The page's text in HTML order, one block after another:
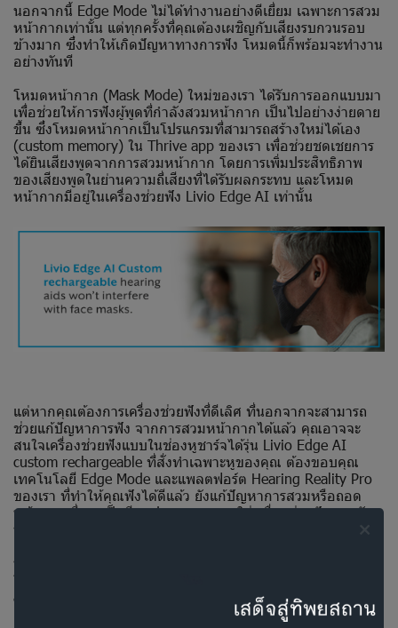
นอกจากนี้ Edge Mode ไม่ได้ทำงานอย่างดีเยี่ยม เฉพาะการสวม
หน้ากากเท่านั้น แต่ทุกครั้งที่คุณต้องเผชิญกับเสียงรบกวนรอบ
ข้างมาก ซึ่งทำให้เกิดปัญหาทางการฟัง โหมดนี้ก็พร้อมจะทำงาน
อย่างทันที
โหมดหน้ากาก (Mask Mode) ใหม่ของเรา ได้รับการออกแบบมา
เพื่อช่วยให้การฟังผู้พูดที่กำลังสวมหน้ากาก เป็นไปอย่างง่ายดาย
ขึ้น ซึ่งโหมดหน้ากากเป็นโปรแกรมที่สามารถสร้างใหม่ได้เอง
(custom memory) ใน Thrive app ของเรา เพื่อช่วยชดเชยการ
ได้ยินเสียงพูดจากการสวมหน้ากาก โดยการเพิ่มประสิทธิภาพ
ของเสียงพูดในย่านความถี่เสียงที่ได้รับผลกระทบ และโหมด
หน้ากากมีอยู่ในเครื่องช่วยฟัง Livio Edge AI เท่านั้น
แต่หากคุณต้องการเครื่องช่วยฟังที่ดีเลิศ ที่นอกจากจะสามารถ
ช่วยแก้ปัญหาการฟัง จากการสวมหน้ากากได้แล้ว คุณอาจจะ
สนใจเครื่องช่วยฟังแบบในช่องหูชาร์จได้รุ่น Livio Edge AI
custom rechargeable ที่สั่งทำเฉพาะหูของคุณ ต้องขอบคุณ
เทคโนโลยี Edge Mode และแพลตฟอร์ต Hearing Reality Pro
ของเรา ที่ทำให้คุณฟังได้ดีแล้ว ยังแก้ปัญหาการสวมหรือถอด
หน้ากาก ที่อาจเป็นอีกอุปสรรคหากคุณใส่เครื่องช่วยฟังแบบทัด
หลังหู
นอกจากนี้ ยังเป็นเครื่องช่วยฟังแบบในช่องหูชาร์จได้รุ่นแรกของ
โลก ที่มีระบบไร้สาย (wireless custom rechargeable hearing
aids)